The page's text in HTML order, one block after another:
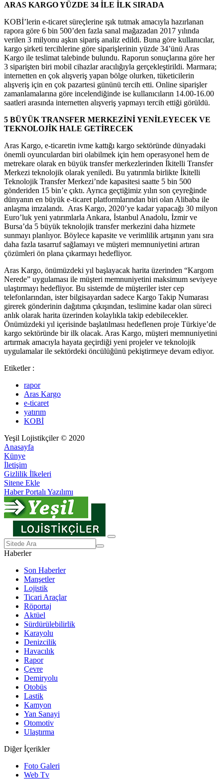
ARAS KARGO YÜZDE 34 İLE İLK SIRADA
KOBİ’lerin e-ticaret süreçlerine ışık tutmak amacıyla hazırlanan
rapora göre 6 bin 500’den fazla sanal mağazadan 2017 yılında
verilen 3 milyonu aşkın sipariş analiz edildi. Buna göre kullanıcılar,
kargo şirketi tercihlerine göre siparişlerinin yüzde 34’ünü Aras
Kargo ile teslimat talebinde bulundu. Raporun sonuçlarına göre her
3 siparişten biri mobil cihazlar aracılığıyla gerçekleştirildi. Marmara;
internetten en çok alışveriş yapan bölge olurken, tüketicilerin
alışveriş için en çok pazartesi gününü tercih etti. Online siparişler
zamanlamalarına göre incelendiğinde ise kullanıcıların 14.00-16.00
saatleri arasında internetten alışveriş yapmayı tercih ettiği görüldü.
5 BÜYÜK TRANSFER MERKEZİNİ YENİLEYECEK VE
TEKNOLOJİK HALE GETİRECEK
Aras Kargo, e-ticaretin ivme kattığı kargo sektöründe dünyadaki
önemli oyunculardan biri olabilmek için hem operasyonel hem de
metrekare olarak en büyük transfer merkezlerinden İkitelli Transfer
Merkezi teknolojik olarak yeniledi. Bu yatırımla birlikte İkitelli
Teknolojik Transfer Merkezi’nde kapasitesi saatte 5 bin 500
gönderiden 15 bin’e çıktı. Ayrıca geçtiğimiz yılın son çeyreğinde
dünyanın en büyük e-ticaret platformlarından biri olan Alibaba ile
anlaşma imzalandı. Aras Kargo, 2020’ye kadar yapacağı 30 milyon
Euro’luk yeni yatırımlarla Ankara, İstanbul Anadolu, İzmir ve
Bursa’da 5 büyük teknolojik transfer merkezini daha hizmete
sunmayı planlıyor. Böylece kapasite ve verimlilik artışının yanı sıra
daha fazla tasarruf sağlamayı ve müşteri memnuniyetini artıran
çözümleri ön plana çıkarmayı hedefliyor.
Aras Kargo, önümüzdeki yıl başlayacak harita üzerinden “Kargom
Nerede” uygulaması ile müşteri memnuniyetini maksimum seviyeye
ulaştırmayı hedefliyor. Bu sistemde de müşteriler ister cep
telefonlarından, ister bilgisayardan sadece Kargo Takip Numarası
girerek gönderinin dağıtıma çıkışından, teslimine kadar olan süreci
anlık olarak harita üzerinden kolaylıkla takip edebilecekler.
Önümüzdeki yıl içerisinde başlatılması hedeflenen proje Türkiye’de
kargo sektöründe bir ilk olacak. Aras Kargo, müşteri memnuniyetini
artırmak amacıyla hayata geçirdiği yeni projeler ve teknolojik
uygulamalar ile sektördeki öncülüğünü pekiştirmeye devam ediyor.
Etiketler :
rapor
Aras Kargo
e-ticaret
yatırım
KOBİ
Yeşil Lojistikçiler © 2020
Anasayfa
Künye
İletişim
Gizlilik İlkeleri
Sitene Ekle
Haber Portalı Yazılımı
Haberler
Son Haberler
Manşetler
Lojistik
Ticari Araçlar
Röportaj
Aktüel
Sürdürülebilirlik
Karayolu
Denizcilik
Havacılık
Rapor
Çevre
Demiryolu
Otobüs
Lastik
Kamyon
Yan Sanayi
Otomotiv
Ulaştırma
Diğer İçerikler
Foto Galeri
Web Tv